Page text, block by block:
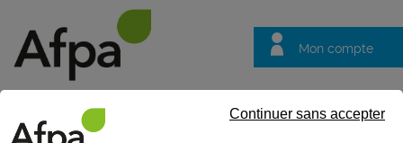
Mon compte
questions
Continuer sans accepter